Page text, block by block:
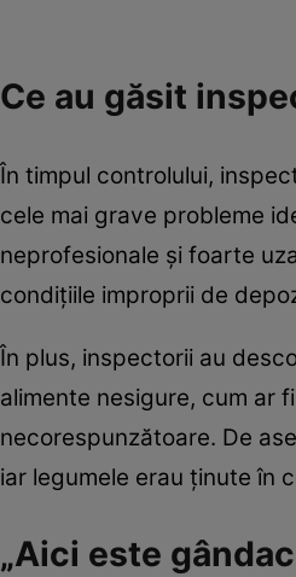
Ce au găsit
În timpul controlului,
cele mai grave probleme
neprofesionale și foarte
condițiile improprii de
În plus, inspectorii au
alimente nesigure, cum ar
necorespunzătoare. De
iar legumele erau ținute în
„Aici este